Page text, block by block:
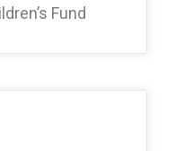
Fund